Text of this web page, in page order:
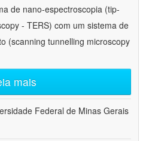
de nano-espectroscopia (tip-
- TERS) com um sistema de
(scanning tunnelling microscopy
mais
Federal de Minas Gerais